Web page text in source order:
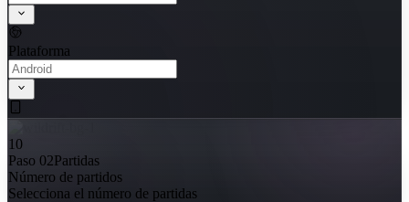
Plataforma
10
Paso 02Partidas
Número de partidos
Selecciona el número de partidas